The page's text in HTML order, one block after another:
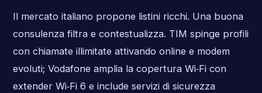
Il mercato italiano propone listini ricchi. Una buona
consulenza filtra e contestualizza. TIM spinge profili
con chiamate illimitate attivando online e modem
evoluti; Vodafone amplia la copertura Wi‑Fi con
extender Wi‑Fi 6 e include servizi di sicurezza